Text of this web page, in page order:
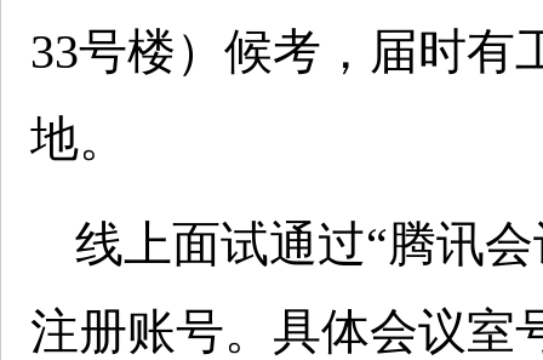
33号楼）候考，届时有
地。
线上面试通过“腾讯
注册账号。具体会议室